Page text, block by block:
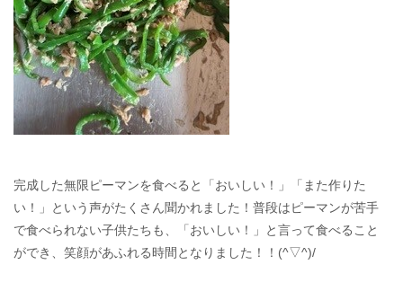
完成した無限ピーマンを食べると「おいしい！」「また作りた
い！」という声がたくさん聞かれました！普段はピーマンが苦手
で食べられない子供たちも、「おいしい！」と言って食べること
ができ、笑顔があふれる時間となりました！！(^▽^)/